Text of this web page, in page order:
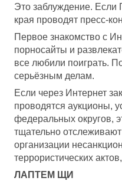
Это заблуждение. Если
края проводят пресс-
Первое знакомство с
порносайты и
все любили поиграть.
серьёзным делам.
Если через Интернет
проводятся аукционы,
федеральных округов,
тщательно
организации
террористических
ЛАПТЕМ ЩИ